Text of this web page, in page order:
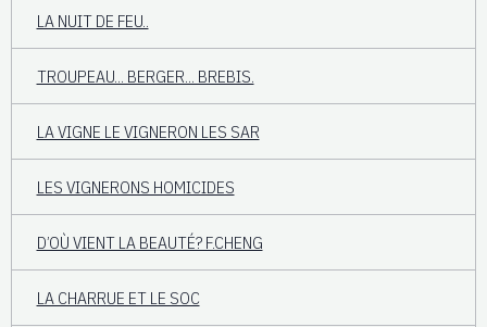
LA NUIT DE FEU..
TROUPEAU... BERGER... BREBIS.
LA VIGNE LE VIGNERON LES SAR
LES VIGNERONS HOMICIDES
D’OÙ VIENT LA BEAUTÉ? F.CHENG
LA CHARRUE ET LE SOC